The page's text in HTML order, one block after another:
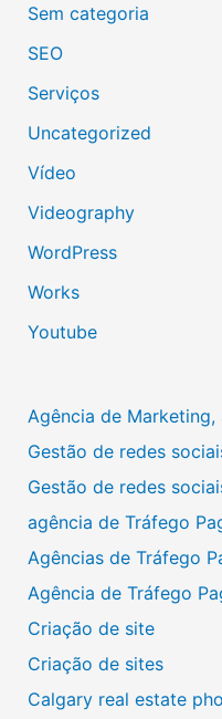
Sem categoria
SEO
Serviços
Uncategorized
Vídeo
Videography
WordPress
Works
Youtube
Agência de
Gestão de redes
Gestão de redes
agência de Tráfego
Agências de Tráfego
Agência de Tráfego
Criação de site
Criação de sites
Calgary real estate